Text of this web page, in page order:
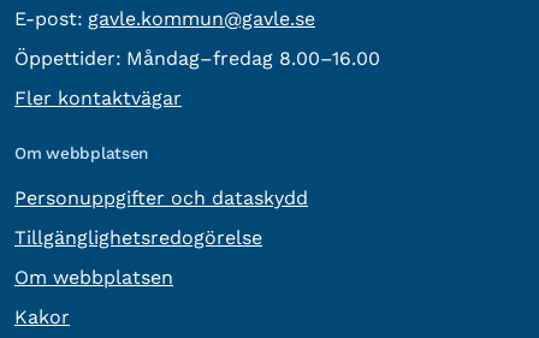
E-post: E-post:
gavle.kommun@gavle.se
Öppettider: Måndag–fredag 8.00–16.00
Fler kontaktvägar
Om webbplatsen
Personuppgifter och dataskydd
Tillgänglighetsredogörelse
Om webbplatsen
Kakor